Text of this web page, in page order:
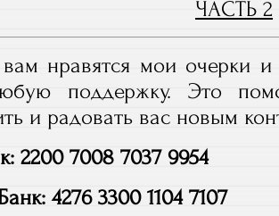
ЧАСТЬ 2
вам нравятся мои очерки и
поддержку. Это
и радовать вас новым
2200 7008 7037 9954
4276 3300 1104 7107